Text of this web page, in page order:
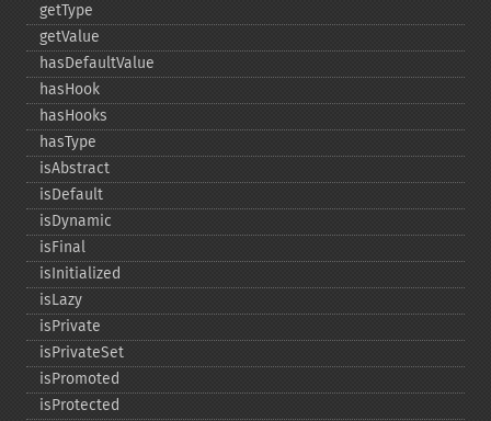
getType
getValue
hasDefaultValue
hasHook
hasHooks
hasType
isAbstract
isDefault
isDynamic
isFinal
isInitialized
isLazy
isPrivate
isPrivateSet
isPromoted
isProtected